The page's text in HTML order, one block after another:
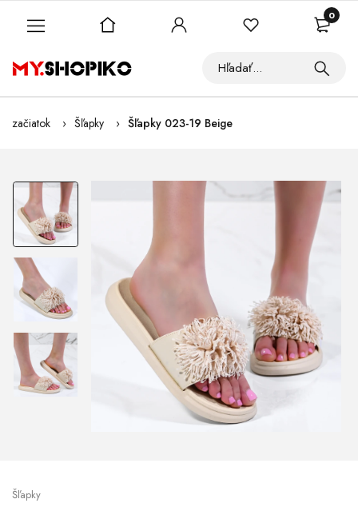
začiatok Šľapky Šľapky 023-19 Beige
Šľapky
0